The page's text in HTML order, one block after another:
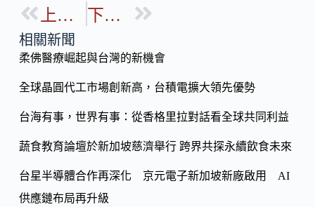
b
o
k
p
Li
n
k
上一篇 下一篇
相關新聞
柔佛醫療崛起與台灣的新機會
全球晶圓代工市場創新高，台積電擴大領先優勢
台海有事，世界有事：從香格里拉對話看全球共同利益
蔬食教育論壇於新加坡慈濟舉行 跨界共探永續飲食未來
台星半導體合作再深化 京元電子新加坡新廠啟用 AI
供應鏈布局再升級